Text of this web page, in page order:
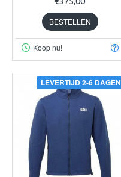
BESTELLEN
Koop nu!
LEVERTIJD 2-6 DAGEN